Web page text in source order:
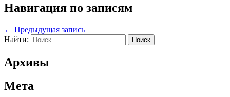
Навигация по записям
← Предыдущая запись
Найти:
Архивы
Мета